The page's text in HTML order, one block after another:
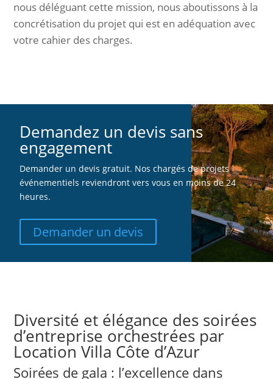
nous déléguant cette mission, nous aboutissons à la
concrétisation du projet qui est en adéquation avec
votre cahier des charges.
Demandez un devis sans
engagement
Demander un devis gratuit. Nos chargés de projets
événementiels reviendront vers vous en moins de 24
heures.
Demander un devis
Diversité et élégance des soirées
d’entreprise orchestrées par
Location Villa Côte d’Azur
Soirées de gala : l’excellence dans